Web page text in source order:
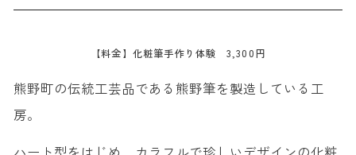
【料金】化粧筆手作り体験 3,300円
熊野町の伝統工芸品である熊野筆を製造している工
房。